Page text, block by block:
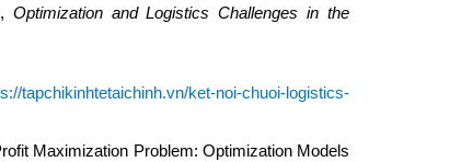
Optimization and Logistics Challenges in the
tapchikinhtetaichinh.vn/ket-noi-chuoi-logistics-
Maximization Problem: Optimization Models